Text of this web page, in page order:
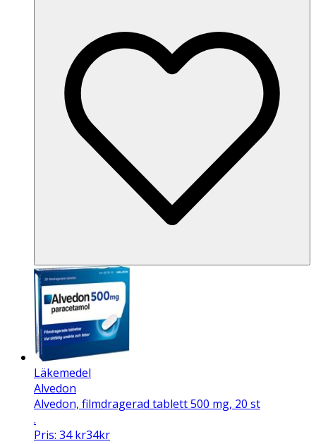
Läkemedel
Alvedon
Alvedon, filmdragerad tablett 500 mg, 20 st
.
Pris: 34kr34kr